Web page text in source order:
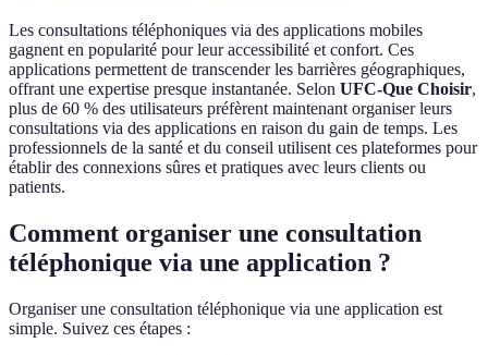
Les consultations téléphoniques via des applications mobiles
gagnent en popularité pour leur accessibilité et confort. Ces
applications permettent de transcender les barrières géographiques,
offrant une expertise presque instantanée. Selon UFC-Que Choisir,
plus de 60 % des utilisateurs préfèrent maintenant organiser leurs
consultations via des applications en raison du gain de temps. Les
professionnels de la santé et du conseil utilisent ces plateformes pour
établir des connexions sûres et pratiques avec leurs clients ou
patients.
Comment organiser une consultation
téléphonique via une application ?
Organiser une consultation téléphonique via une application est
simple. Suivez ces étapes :